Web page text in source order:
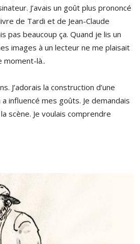
J’avais un goût plus prononcé
de Tardi et de Jean-Claude
pas beaucoup ça. Quand je lis un
images à un lecteur ne me plaisait
moment-là..
J’adorais la construction d’une
influencé mes goûts. Je demandais
scène. Je voulais comprendre